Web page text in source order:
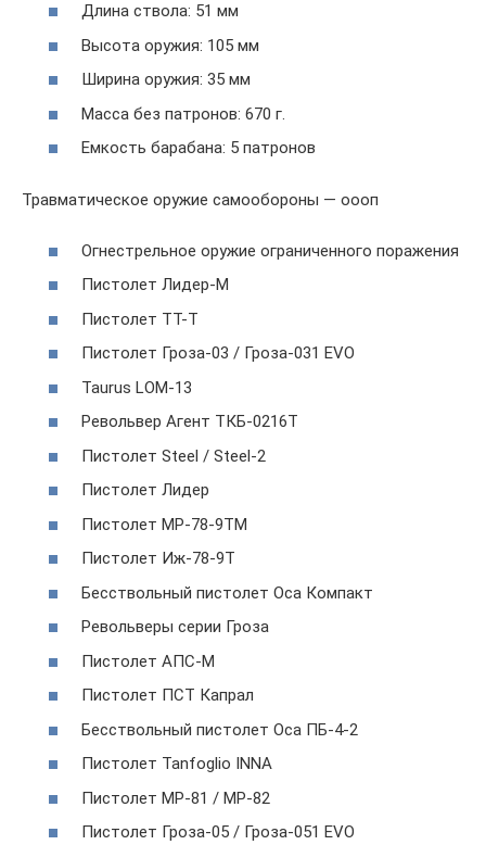
Длина ствола: 51 мм
Высота оружия: 105 мм
Ширина оружия: 35 мм
Масса без патронов: 670 г.
Емкость барабана: 5 патронов
Травматическое оружие самообороны — оооп
Огнестрельное оружие ограниченного поражения
Пистолет Лидер-М
Пистолет ТТ-Т
Пистолет Гроза-03 / Гроза-031 EVO
Taurus LOM-13
Револьвер Агент ТКБ-0216Т
Пистолет Steel / Steel-2
Пистолет Лидер
Пистолет МР-78-9ТМ
Пистолет Иж-78-9Т
Бесствольный пистолет Оса Компакт
Револьверы серии Гроза
Пистолет АПС-М
Пистолет ПСТ Капрал
Бесствольный пистолет Оса ПБ-4-2
Пистолет Tanfoglio INNA
Пистолет МР-81 / МР-82
Пистолет Гроза-05 / Гроза-051 EVO